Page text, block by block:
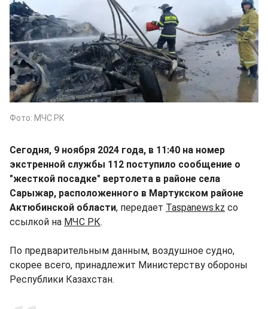
Фото: МЧС РК
Сегодня, 9 ноября 2024 года, в 11:40 на номер
экстренной службы 112 поступило сообщение о
"жесткой посадке" вертолета в районе села
Сарыжар, расположенного в Мартукском районе
Актюбинской области, передает Taspanews.kz со
ссылкой на МЧС РК.
По предварительным данным, воздушное судно,
скорее всего, принадлежит Министерству обороны
Республики Казахстан.